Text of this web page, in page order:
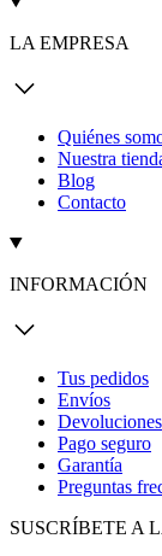
LA EMPRESA
Quiénes
Nuestra
Blog
Contacto
INFORMACIÓN
Tus pedidos
Envíos
Devoluciones
Pago seguro
Garantía
Preguntas
SUSCRÍBETE A